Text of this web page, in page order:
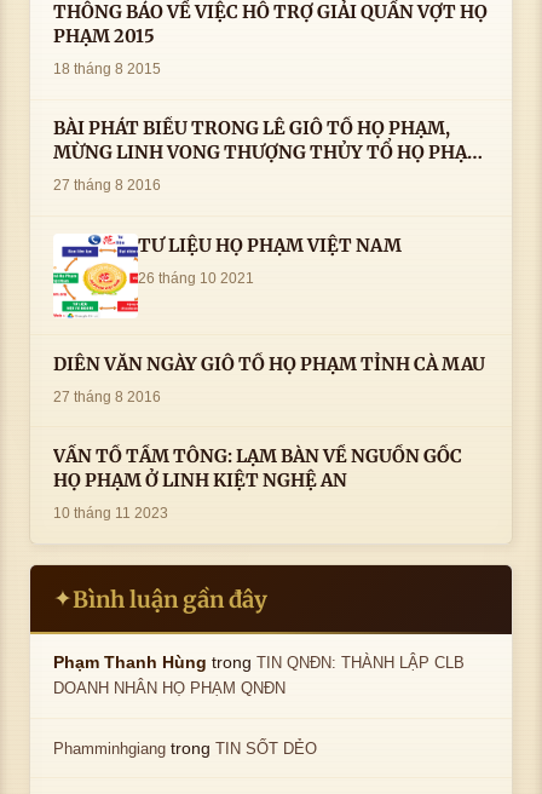
THÔNG BÁO VỀ VIỆC HỖ TRỢ GIẢI QUẦN VỢT HỌ
PHẠM 2015
18 tháng 8 2015
BÀI PHÁT BIỂU TRONG LÊ GIỖ TỔ HỌ PHẠM,
MỪNG LINH VONG THƯỢNG THỦY TỔ HỌ PHẠM
AN VỊ TAI CÀ MAU- ( 22/8/2016) CỦA LS.TS.NV.
27 tháng 8 2016
TƯ LIỆU HỌ PHẠM VIỆT NAM
26 tháng 10 2021
DIỄN VĂN NGÀY GIỖ TỔ HỌ PHẠM TỈNH CÀ MAU
27 tháng 8 2016
VẤN TỔ TẦM TÔNG: LẠM BÀN VỀ NGUỒN GỐC
HỌ PHẠM Ở LINH KIỆT NGHỆ AN
10 tháng 11 2023
✦Bình luận gần đây
Phạm Thanh Hùng trongTIN QNĐN: THÀNH LẬP CLB
DOANH NHÂN HỌ PHẠM QNĐN
Phamminhgiang trongTIN SỐT DẺO